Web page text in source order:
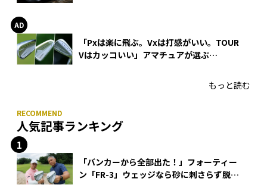
「Pxは楽に飛ぶ。Vxは打感がいい。TOUR
Vはカッコいい」アマチュアが選ぶ
もっと読む
人気記事ランキング
「バンカーから全部出た！」フォーティー
ン「FR-3」ウェッジなら砂に刺さらず脱出